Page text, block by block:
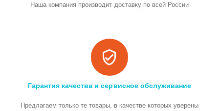
Наша компания производит доставку по всей России
Гарантия качества и сервисное обслуживание
Предлагаем только те товары, в качестве которых уверены